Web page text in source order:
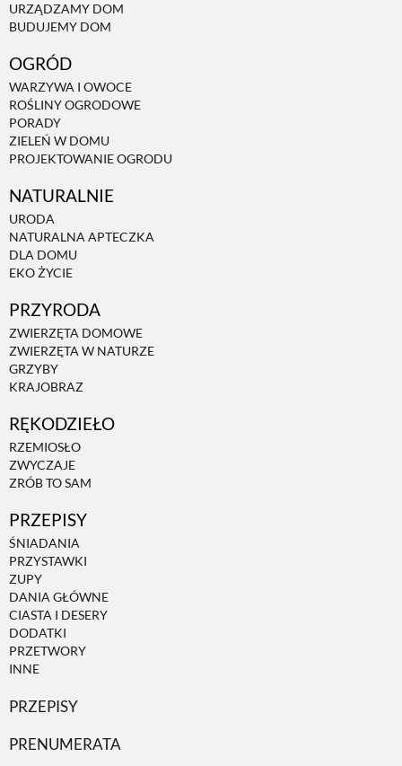
URZĄDZAMY DOM
BUDUJEMY DOM
OGRÓD
WARZYWA I OWOCE
ROŚLINY OGRODOWE
PORADY
ZIELEŃ W DOMU
PROJEKTOWANIE OGRODU
NATURALNIE
URODA
NATURALNA APTECZKA
DLA DOMU
EKO ŻYCIE
PRZYRODA
ZWIERZĘTA DOMOWE
ZWIERZĘTA W NATURZE
GRZYBY
KRAJOBRAZ
RĘKODZIEŁO
RZEMIOSŁO
ZWYCZAJE
ZRÓB TO SAM
PRZEPISY
ŚNIADANIA
PRZYSTAWKI
ZUPY
DANIA GŁÓWNE
CIASTA I DESERY
DODATKI
PRZETWORY
INNE
PRZEPISY
PRENUMERATA